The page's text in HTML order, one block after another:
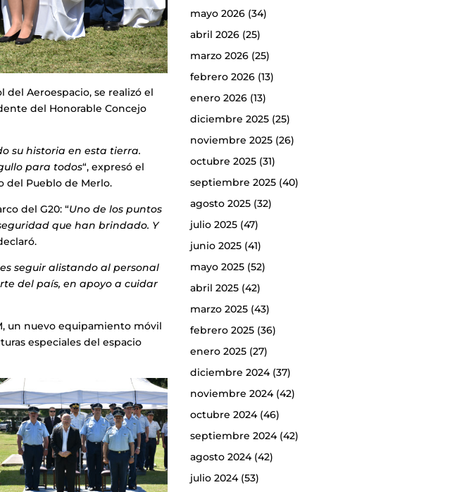
Aeroespacio, se realizó el
del Honorable Concejo
su historia en esta tierra.
para todos“, expresó el
del Pueblo de Merlo.
del G20: “Uno de los puntos
que han brindado. Y
seguir alistando al personal
del país, en apoyo a cuidar
un nuevo equipamiento móvil
especiales del espacio
mayo 2026(34)
abril 2026(25)
marzo 2026(25)
febrero 2026(13)
enero 2026(13)
diciembre 2025(25)
noviembre 2025(26)
octubre 2025(31)
septiembre 2025(40)
agosto 2025(32)
julio 2025(47)
junio 2025(41)
mayo 2025(52)
abril 2025(42)
marzo 2025(43)
febrero 2025(36)
enero 2025(27)
diciembre 2024(37)
noviembre 2024(42)
octubre 2024(46)
septiembre 2024(42)
agosto 2024(42)
julio 2024(53)